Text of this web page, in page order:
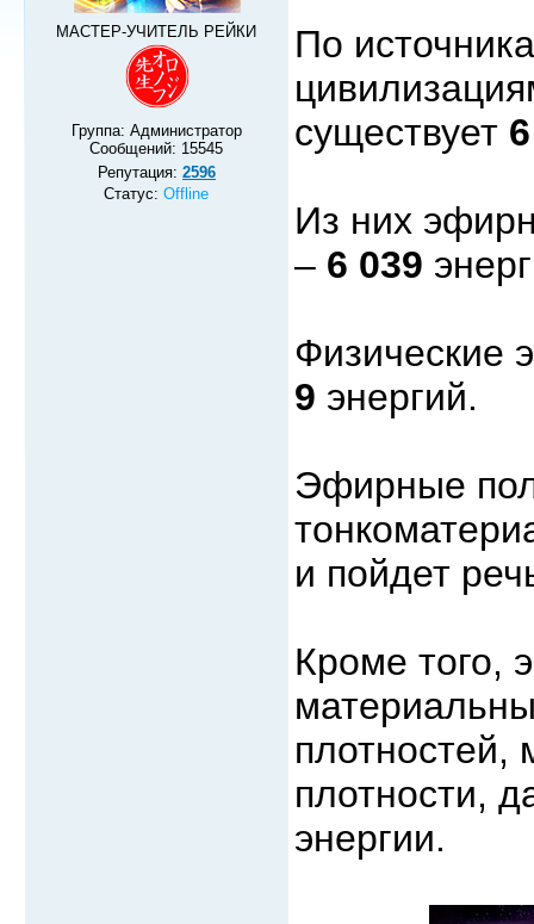
МАСТЕР-УЧИТЕЛЬ РЕЙКИ
Группа: Администратор
Сообщений: 15545
Репутация: 2596
Статус:Offline
По
существует
Из них
– 6 039
Физические
9 энергий.
Эфирные
и пойдет
Кроме того,
плотности,
энергии.